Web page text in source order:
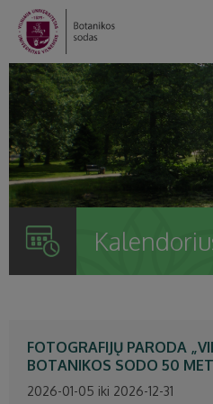
FOTOGRAFIJŲ PARODA
BOTANIKOS SODO 50
2026-01-05 iki 2026-12-31